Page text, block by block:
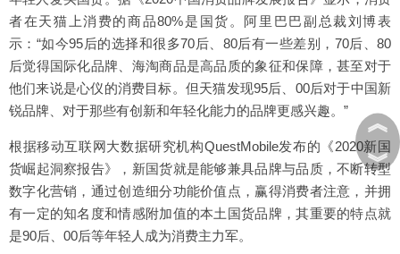
者在天猫上消费的商品80%是国货。阿里巴巴副总裁刘博表
示：“如今95后的选择和很多70后、80后有一些差别，70后、80
后觉得国际化品牌、海淘商品是高品质的象征和保障，甚至对于
他们来说是心仪的消费目标。但天猫发现95后、00后对于中国新
锐品牌、对于那些有创新和年轻化能力的品牌更感兴趣。”
根据移动互联网大数据研究机构QuestMobile发布的《2020新国
货崛起洞察报告》，新国货就是能够兼具品牌与品质，不断转型
数字化营销，通过创造细分功能价值点，赢得消费者注意，并拥
有一定的知名度和情感附加值的本土国货品牌，其重要的特点就
是90后、00后等年轻人成为消费主力军。
︽
︾